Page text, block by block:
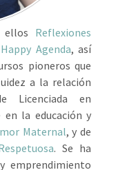
ellos Reflexiones
Happy Agenda, así
pioneros que
a la relación
Licenciada en
la educación y
Maternal, y de
. Se ha
emprendimiento